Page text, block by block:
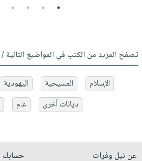
1
2
3
4
تصفح المزيد من الكتب في المواضيع التالية /
الإسلام المسيحية اليهودية
ديانات أخرى
عام
عن نيل وفرات
حسابك